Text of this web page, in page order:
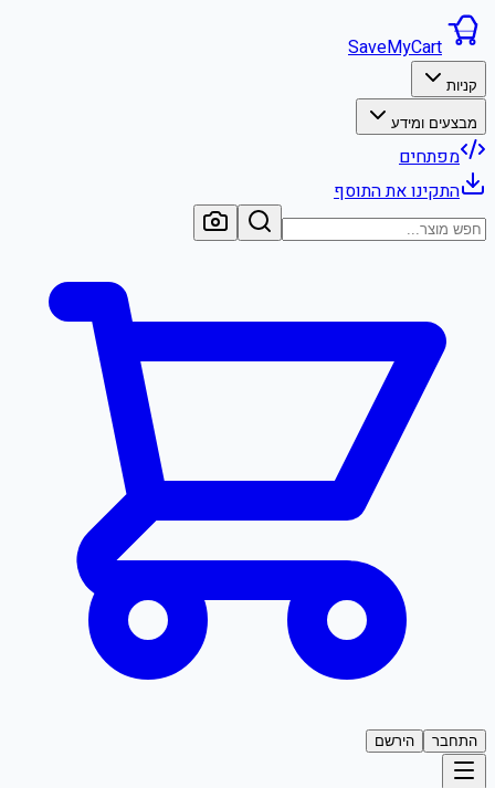
SaveMyCart
קניות
מבצעים ומידע
מפתחים
התקינו את התוסף
התחבר הירשם